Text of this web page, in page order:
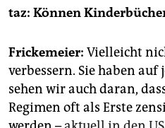
taz: Können
Frickemeier: Vielleicht
verbessern. Sie haben auf
sehen wir auch daran,
Regimen oft als Erste